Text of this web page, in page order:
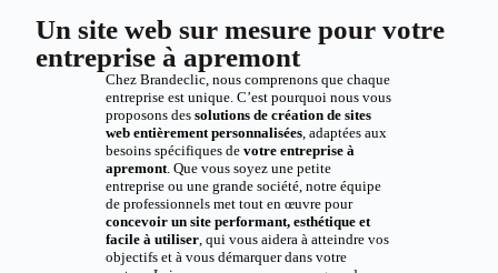
Un site web sur mesure pour votre
entreprise à apremont
Chez Brandeclic, nous comprenons que chaque
entreprise est unique. C’est pourquoi nous vous
proposons des solutions de création de sites
web entièrement personnalisées, adaptées aux
besoins spécifiques de votre entreprise à
apremont. Que vous soyez une petite
entreprise ou une grande société, notre équipe
de professionnels met tout en œuvre pour
concevoir un site performant, esthétique et
facile à utiliser, qui vous aidera à atteindre vos
objectifs et à vous démarquer dans votre